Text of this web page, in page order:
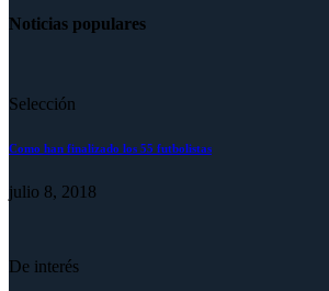
Noticias populares
Selección
Como han finalizado los 55 futbolistas
julio 8, 2018
De interés